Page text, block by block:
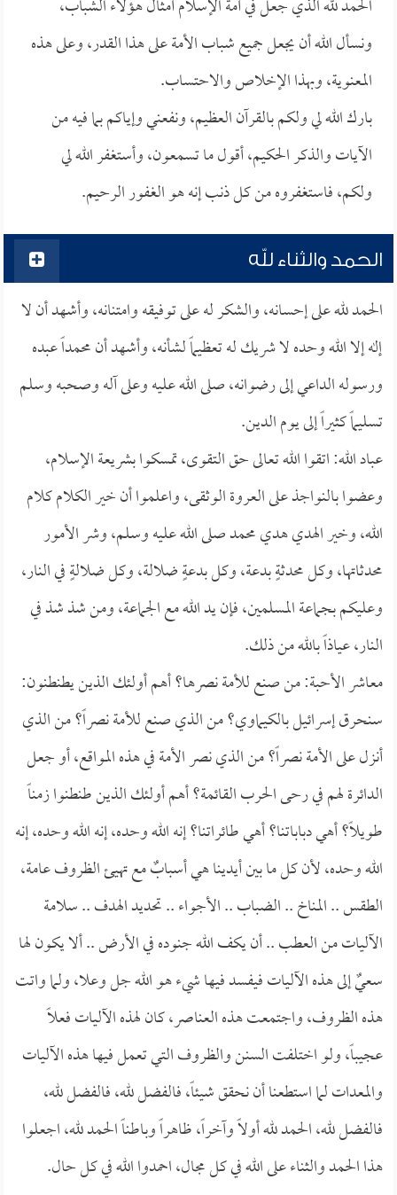
الحمد لله الذي جعل في أمة الإسلام أمثال هؤلاء الشباب،
ونسأل الله أن يجعل جميع شباب الأمة على هذا القدر، وعلى هذه
المعنوية، وبهذا الإخلاص والاحتساب.
بارك الله لي ولكم بالقرآن العظيم، ونفعني وإياكم بما فيه من
الآيات والذكر الحكيم، أقول ما تسمعون، وأستغفر الله لي
ولكم، فاستغفروه من كل ذنب إنه هو الغفور الرحيم.
الحمد والثناء لله
الحمد لله على إحسانه، والشكر له على توفيقه وامتنانه، وأشهد أن لا
إله إلا الله وحده لا شريك له تعظيماً لشأنه، وأشهد أن محمداً عبده
ورسوله الداعي إلى رضوانه، صلى الله عليه وعلى آله وصحبه وسلم
تسليماً كثيراً إلى يوم الدين.
عباد الله: اتقوا الله تعالى حق التقوى، تمسكوا بشريعة الإسلام،
وعضوا بالنواجذ على العروة الوثقى، واعلموا أن خير الكلام كلام
الله، وخير الهدي هدي محمد صلى الله عليه وسلم، وشر الأمور
محدثاتها، وكل محدثةٍ بدعة، وكل بدعةٍ ضلالة، وكل ضلالةٍ في النار،
وعليكم بجماعة المسلمين، فإن يد الله مع الجماعة، ومن شذ شذ في
النار، عياذاً بالله من ذلك.
معاشر الأحبة: من صنع للأمة نصرها؟ أهم أولئك الذين يطنطنون:
سنحرق إسرائيل بالكيماوي؟ من الذي صنع للأمة نصراً؟ من الذي
أنزل على الأمة نصراً؟ من الذي نصر الأمة في هذه المواقع، أو جعل
الدائرة لهم في رحى الحرب القائمة؟ أهم أولئك الذين طنطنوا زمناً
طويلاً؟ أهي دباباتنا؟ أهي طائراتنا؟ إنه الله وحده، إنه الله وحده، إنه
الله وحده، لأن كل ما بين أيدينا هي أسبابٌ مع تهيئ الظروف عامة،
الطقس .. المناخ .. الضباب .. الأجواء .. تحديد الهدف .. سلامة
الآليات من العطب .. أن يكف الله جنوده في الأرض .. ألا يكون لها
سعيٌ إلى هذه الآليات فيفسد فيها شيء هو الله جل وعلا، ولما واتت
هذه الظروف، واجتمعت هذه العناصر، كان لهذه الآليات فعلاً
عجيباً، ولو اختلفت السنن والظروف التي تعمل فيها هذه الآليات
والمعدات لما استطعنا أن نحقق شيئاً، فالفضل لله، فالفضل لله،
فالفضل لله، الحمد لله أولاً وآخراً، ظاهراً وباطناً الحمد لله، اجعلوا
هذا الحمد والثناء على الله في كل مجال، احمدوا الله في كل حال.